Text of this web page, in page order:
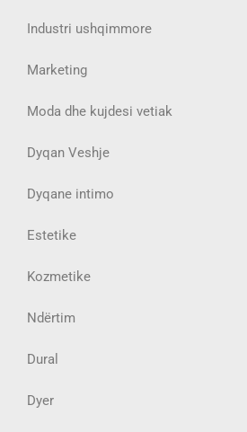
Industri ushqimmore
Marketing
Moda dhe kujdesi vetiak
Dyqan Veshje
Dyqane intimo
Estetike
Kozmetike
Ndërtim
Dural
Dyer